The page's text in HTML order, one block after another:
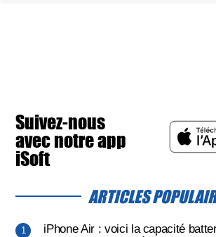
Suivez-nous
avec notre app
iSoft
ARTICLES
iPhone Air : voici la capacité